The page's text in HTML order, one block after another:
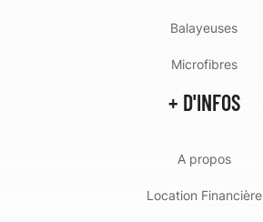
Balayeuses
Microfibres
+ D'INFOS
A propos
Location Financière